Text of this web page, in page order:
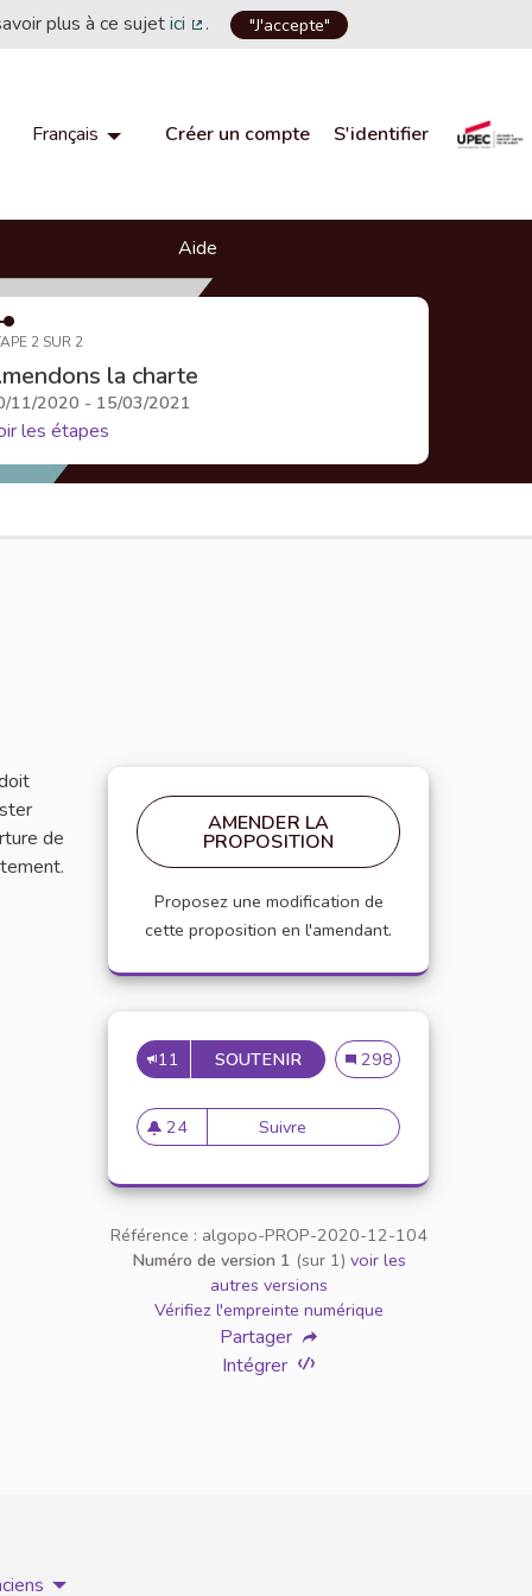
plus à ce sujetici
(Lien externe)
. "J'accepte"
Français Choisir la langueChoose language
Créer un compte S'identifier
Aide
2 SUR 2
la charte
11/2020 - 15/03/2021
les étapes
de
AMENDER LA
PROPOSITION
Proposez une modification de
cette proposition en l'amendant.
11 SOUTENIRINSCRIRE LA CHARTE
Inscrire la charte dans
298
24
24 abonnés
Suivre Inscrire la charte dans un
Référence : algopo-PROP-2020-12-104
Numéro de version 1 (sur 1) voir les
autres versions
Vérifiez l'empreinte numérique
Partager
Intégrer